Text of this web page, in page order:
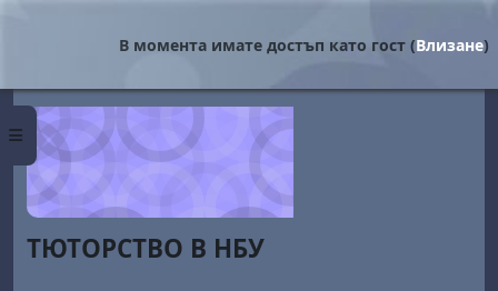
Страничен панел
В момента имате достъп като гост (Влизане)
ТЮТОРСТВО В НБУ